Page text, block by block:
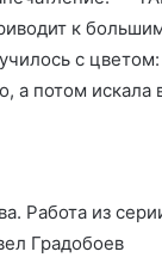
к
с цветом:
а потом искала
Работа из
Градобоев